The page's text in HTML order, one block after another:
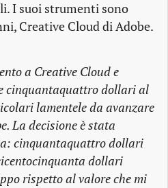
I suoi strumenti sono
Creative Cloud di Adobe.
a Creative Cloud e
cinquantaquattro dollari al
lamentele da avanzare
La decisione è stata
cinquantaquattro dollari
dollari
rispetto al valore che mi